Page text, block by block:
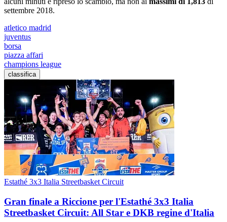
settembre 2018.
atletico madrid
juventus
borsa
piazza affari
champions league
classifica
Estathé 3x3 Italia Streetbasket Circuit
Gran finale a Riccione per l'Estathé 3x3 Italia
Streetbasket Circuit: All Star e DKB regine d'Italia